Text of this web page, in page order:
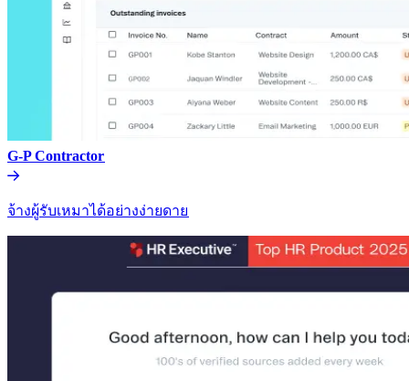
G-P Contractor​​
จ้างผู้รับเหมาได้อย่างง่ายดาย​​